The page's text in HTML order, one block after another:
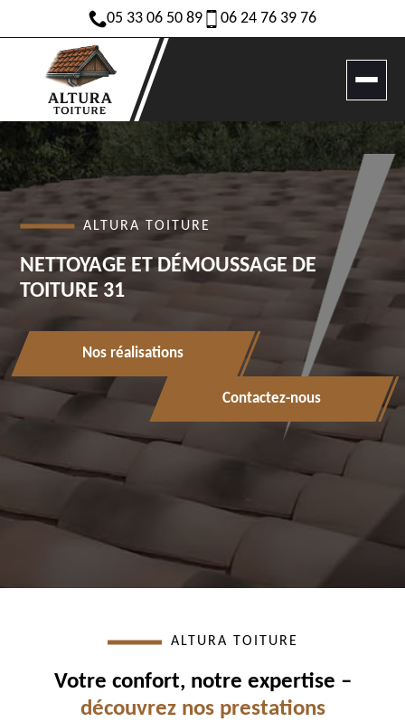
05 33 06 50 89 06 24 76 39 76
ALTURA TOITURE
NETTOYAGE ET DÉMOUSSAGE DE
TOITURE 31
Nos réalisations
Contactez-nous
ALTURA TOITURE
Votre confort, notre expertise –
découvrez nos prestations